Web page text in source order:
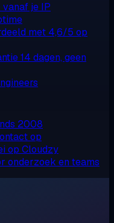
je IP
met 4,6/5 op
14 dagen, geen
2008
op
op Cloudzy
onderzoek en teams